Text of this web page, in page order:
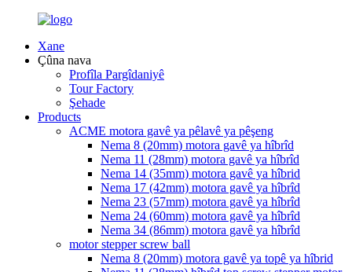
Xane
Çûna nava
Profîla Pargîdaniyê
Tour Factory
Şehade
Products
ACME motora gavê ya pêlavê ya pêşeng
Nema 8 (20mm) motora gavê ya hîbrîd
Nema 11 (28mm) motora gavê ya hîbrîd
Nema 14 (35mm) motora gavê ya hîbrid
Nema 17 (42mm) motora gavê ya hîbrîd
Nema 23 (57mm) motora gavê ya hîbrîd
Nema 24 (60mm) motora gavê ya hîbrîd
Nema 34 (86mm) motora gavê ya hîbrîd
motor stepper screw ball
Nema 8 (20mm) motora gavê ya topê ya hîbrid